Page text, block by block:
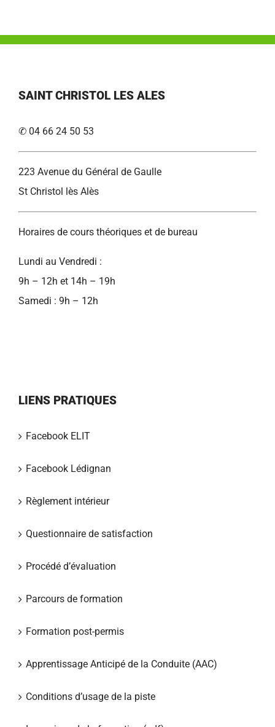
SAINT CHRISTOL LES ALES
✆ 04 66 24 50 53
223 Avenue du Général de Gaulle
St Christol lès Alès
Horaires de cours théoriques et de bureau
Lundi au Vendredi :
9h – 12h et 14h – 19h
Samedi : 9h – 12h
LIENS PRATIQUES
Facebook ELIT
Facebook Lédignan
Règlement intérieur
Questionnaire de satisfaction
Procédé d’évaluation
Parcours de formation
Formation post-permis
Apprentissage Anticipé de la Conduite (AAC)
Conditions d’usage de la piste